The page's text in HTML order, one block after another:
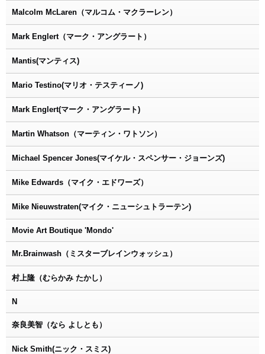
Malcolm McLaren（マルコム・マクラーレン）
Mark Englert（マーク・アングラート）
Mantis(マンティス)
Mario Testino(マリオ・テスティーノ)
Mark Englert(マーク・アングラート)
Martin Whatson（マーティン・ワトソン）
Michael Spencer Jones(マイケル・スペンサー・ジョーンズ)
Mike Edwards（マイク・エドワーズ）
Mike Nieuwstraten(マイク・ニューシュトラーテン)
Movie Art Boutique 'Mondo'
Mr.Brainwash（ミスターブレインウォッシュ）
村上隆（むらかみ たかし）
N
奈良美智（なら よしとも）
Nick Smith(ニック・スミス)